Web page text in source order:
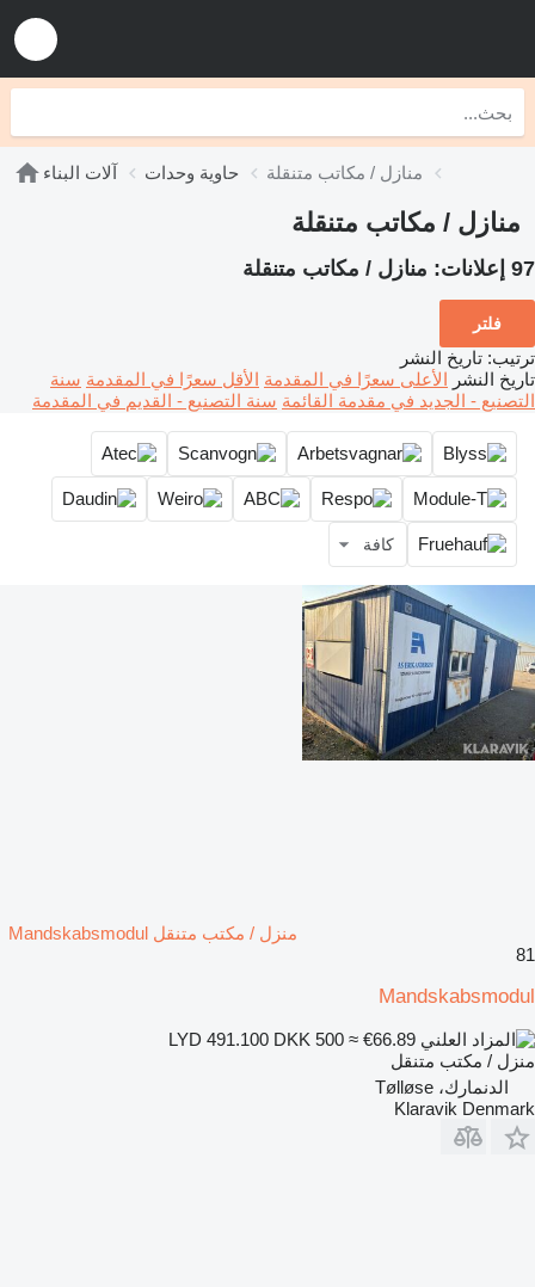
آلات البناء حاوية وحدات منازل / مكاتب متنقلة
منازل / مكاتب متنقلة
97 إعلانات: منازل / مكاتب متنقلة
فلتر
ترتيب: تاريخ النشر
تاريخ النشر الأعلى سعرًا في المقدمة الأقل سعرًا في المقدمة سنة
التصنيع - الجديد في مقدمة القائمة سنة التصنيع - القديم في المقدمة
كافة
منزل / مكتب متنقل Mandskabsmodul
81
Mandskabsmodul
DKK 500 ≈ €66.89
منزل / مكتب متنقل
الدنمارك، Tølløse
Klaravik Denmark